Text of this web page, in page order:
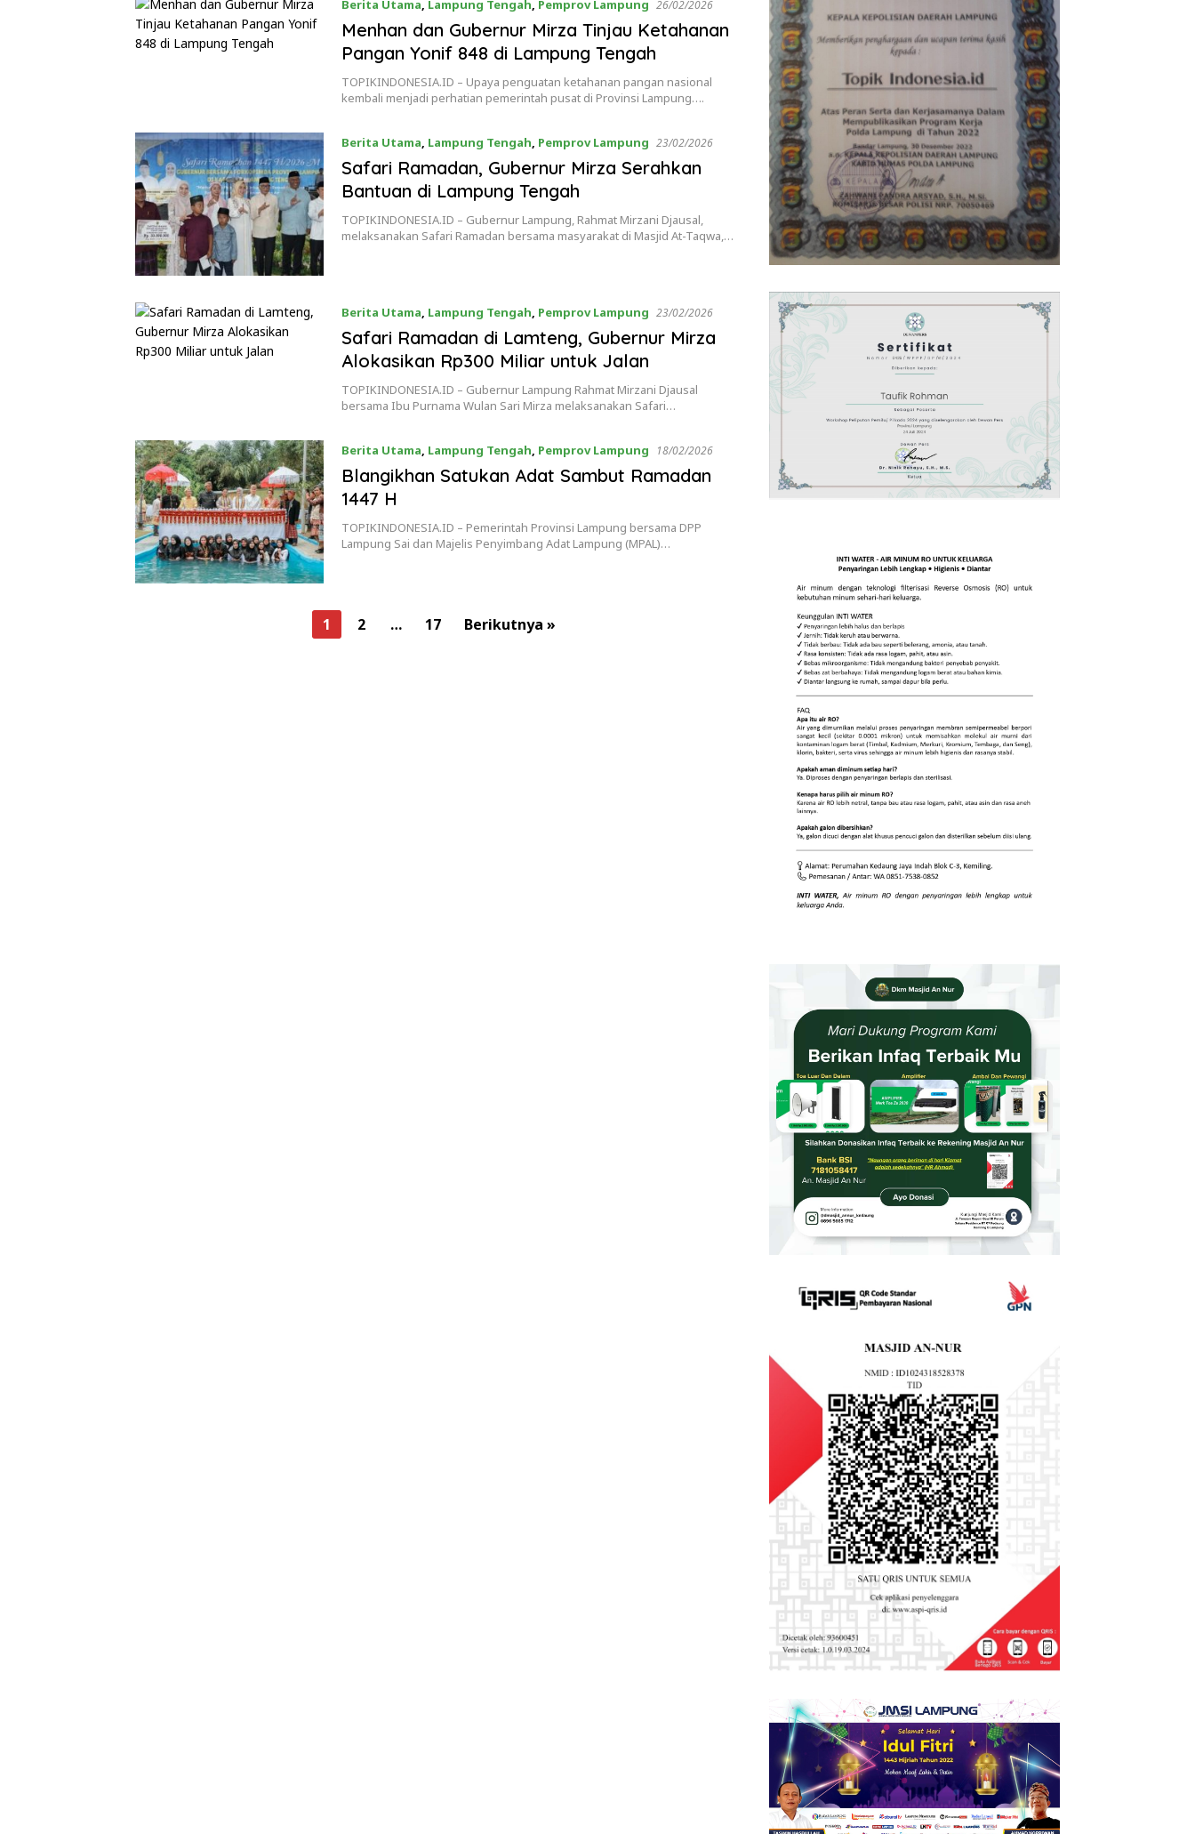
Berita Utama, Lampung Tengah, Pemprov Lampung 26/02/2026
Menhan dan Gubernur Mirza Tinjau Ketahanan
Pangan Yonif 848 di Lampung Tengah
TOPIKINDONESIA.ID – Upaya penguatan ketahanan pangan nasional
kembali menjadi perhatian pemerintah pusat di Provinsi Lampung….
Berita Utama, Lampung Tengah, Pemprov Lampung 23/02/2026
Safari Ramadan, Gubernur Mirza Serahkan
Bantuan di Lampung Tengah
TOPIKINDONESIA.ID – Gubernur Lampung, Rahmat Mirzani Djausal,
melaksanakan Safari Ramadan bersama masyarakat di Masjid At-Taqwa,…
Berita Utama, Lampung Tengah, Pemprov Lampung 23/02/2026
Safari Ramadan di Lamteng, Gubernur Mirza
Alokasikan Rp300 Miliar untuk Jalan
TOPIKINDONESIA.ID – Gubernur Lampung Rahmat Mirzani Djausal
bersama Ibu Purnama Wulan Sari Mirza melaksanakan Safari…
Berita Utama, Lampung Tengah, Pemprov Lampung 18/02/2026
Blangikhan Satukan Adat Sambut Ramadan
1447 H
TOPIKINDONESIA.ID – Pemerintah Provinsi Lampung bersama DPP
Lampung Sai dan Majelis Penyimbang Adat Lampung (MPAL)…
1 2 … 17 Berikutnya »